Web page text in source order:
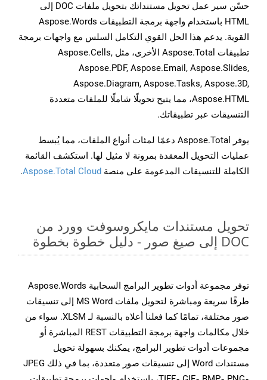
حسّن سير عمل تحويل مستنداتك بتحويل ملفات DOC إلى
HTML باستخدام واجهة برمجة التطبيقات Aspose.Words
القوية. يدعم هذا الحل القوي التكامل السلس مع واجهات برمجة
تطبيقات Aspose.Total الأخرى، مثل Aspose.Cells,
Aspose.PDF, Aspose.Email, Aspose.Slides,
Aspose.Diagram, Aspose.Tasks, Aspose.3D,
Aspose.HTML، مما يتيح تحويلًا شاملًا للملفات متعددة
التنسيقات عبر تطبيقاتك.
يوفر Aspose.Total دعمًا لمئات أنواع الملفات، مما يُبسط
عمليات التحويل المعقدة بمرونة لا مثيل لها. استكشف القائمة
الكاملة للتنسيقات المدعومة على منصة Aspose.Total Cloud
.
تحويل مستندات مايكروسوفت وورد من
DOC إلى صيغ صور - دليل خطوة بخطوة
توفر مجموعة أدوات تطوير البرامج السحابية Aspose.Words
طرقًا سريعة ومباشرة لتحويل ملفات MS Word إلى تنسيقات
صور مختلفة، تمامًا كما فعلنا أعلاه بالنسبة لـ XLSM. سواء من
خلال مكالمات واجهة برمجة التطبيقات REST المباشرة أو
مجموعات أدوات تطوير البرامج، يمكنك بسهولة تحويل
مستندات Word إلى تنسيقات صور متعددة، بما في ذلك JPEG